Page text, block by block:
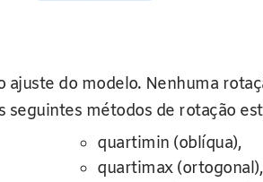
do modelo. Nenhuma
seguintes métodos de rotação
quartimin (oblíqua),
quartimax (ortogonal),